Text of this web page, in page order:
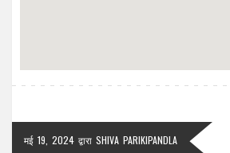
मई 19, 2024 द्वारा SHIVA PARIKIPANDLA